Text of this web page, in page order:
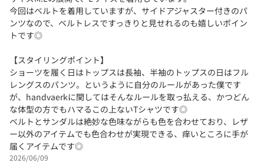
今回はベルトを着用していますが、サイドアジャスター付きのパ
ンツなので、ベルトレスですっきりと見せれるのも嬉しいポイン
トです◎
【スタイリングポイント】
ショーツを履く日はトップスは長袖、半袖のトップスの日はフル
レングスのパンツ。というように自分のルールがあった僕です
が、handvaerkに関してはそんなルールを取っ払える、かつどん
な体型の方でもハマるこの上ないTシャツです◎
ベルトとサンダルは絶妙な色味ながらも色を合わせており、レザ
ー以外のアイテムでも色合わせが実現できる、痒いところに手が
届くアイテムです◎
2026/06/09